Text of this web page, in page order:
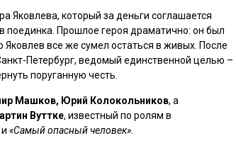
Яковлева, который за деньги соглашается
поединка. Прошлое героя драматично: он был
все же сумел остаться в живых. После
Петербург, ведомый единственной целью –
поруганную честь.
Машков, Юрий Колокольников, а
Вуттке, известный по ролям в
и «Самый опасный человек»